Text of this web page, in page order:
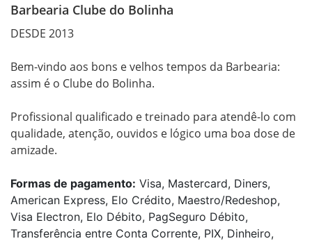
Barbearia Clube do Bolinha
DESDE 2013
Bem-vindo aos bons e velhos tempos da Barbearia:
assim é o Clube do Bolinha.
Profissional qualificado e treinado para atendê-lo com
qualidade, atenção, ouvidos e lógico uma boa dose de
Formas de pagamento: Visa, Mastercard, Diners,
American Express, Elo Crédito, Maestro/Redeshop,
Visa Electron, Elo Débito, PagSeguro Débito,
Transferência entre Conta Corrente, PIX, Dinheiro,